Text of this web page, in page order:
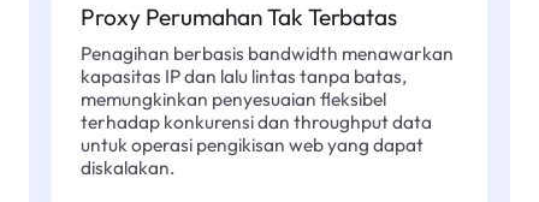
Proxy Perumahan Tak Terbatas
Penagihan berbasis bandwidth menawarkan
kapasitas IP dan lalu lintas tanpa batas,
memungkinkan penyesuaian fleksibel
terhadap konkurensi dan throughput data
untuk operasi pengikisan web yang dapat
diskalakan.